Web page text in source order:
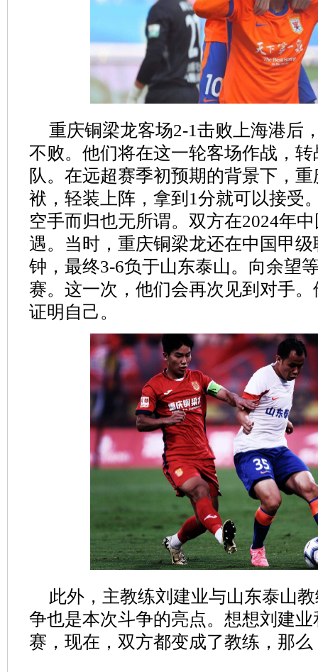
重庆铜梁龙客场2-1击败上海港后
不败。他们将在这一轮客场作战，
队。在远超赛季初预期的背景下，
袱，轻装上阵，拿到1分就可以接受
空手而归也无所谓。双方在2024年
遇。当时，重庆铜梁龙还在中国甲
钟，最终3-6负于山东泰山。向余望
赛。这一次，他们会再次见到对手
证明自己。
此外，主教练刘建业与山东泰山
争也是本次斗争的亮点。想想刘建
赛，现在，双方都变成了教练，那